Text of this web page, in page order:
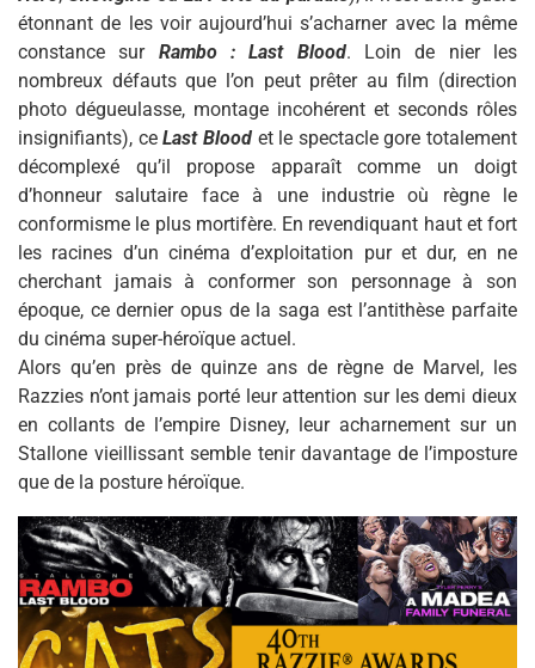
étonnant de les voir aujourd’hui s’acharner avec la même
constance sur Rambo : Last Blood. Loin de nier les
nombreux défauts que l’on peut prêter au film (direction
photo dégueulasse, montage incohérent et seconds rôles
insignifiants), ceLast Bloodet le spectacle gore totalement
décomplexé qu’il propose apparaît comme un doigt
d’honneur salutaire face à une industrie où règne le
conformisme le plus mortifère. En revendiquant haut et fort
les racines d’un cinéma d’exploitation pur et dur, en ne
cherchant jamais à conformer son personnage à son
époque, ce dernier opus de la saga est l’antithèse parfaite
du cinéma super-héroïque actuel.
Alors qu’en près de quinze ans de règne de Marvel, les
Razzies n’ont jamais porté leur attention sur les demi dieux
en collants de l’empire Disney, leur acharnement sur un
Stallone vieillissant semble tenir davantage de l’imposture
que de la posture héroïque.